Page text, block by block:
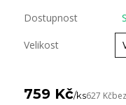
Dostupnost
Velikost
759 Kč/ks627 Kč